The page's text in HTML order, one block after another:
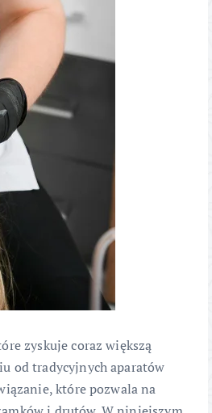
zyskuje coraz większą
od tradycyjnych aparatów
które pozwala na